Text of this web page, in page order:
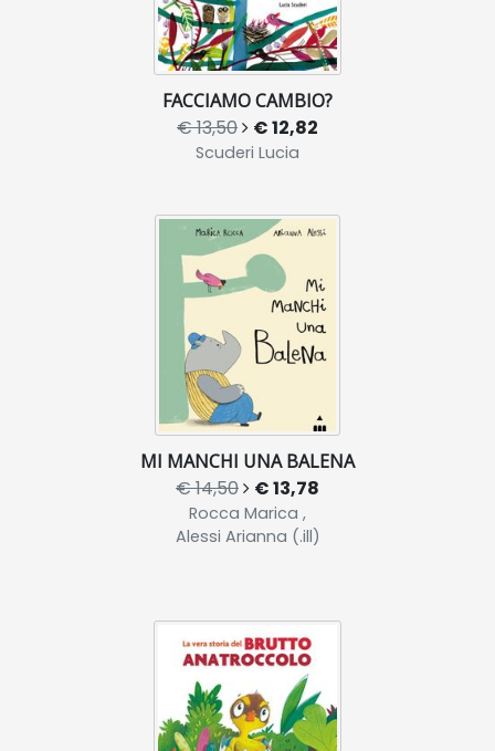
FACCIAMO CAMBIO?
€ 13,50 € 12,82
Scuderi Lucia
MI MANCHI UNA BALENA
€ 14,50 € 13,78
Rocca Marica ,
Alessi Arianna (.ill)